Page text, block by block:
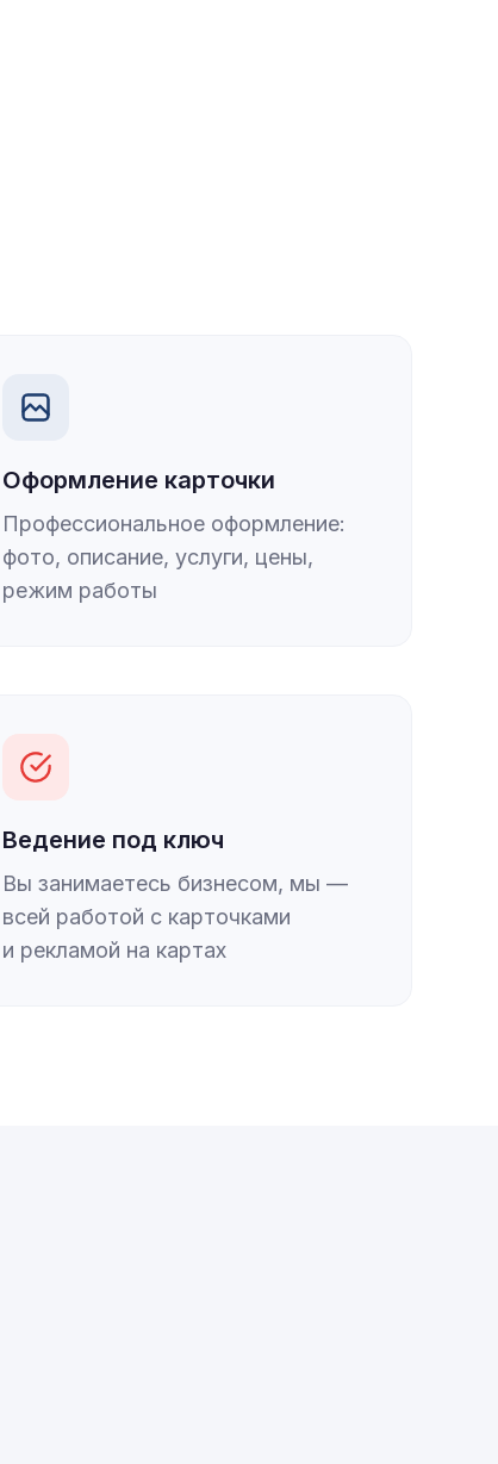
Оформление карточки
Профессиональное оформление:
фото, описание, услуги, цены,
режим работы
Ведение под ключ
Вы занимаетесь бизнесом, мы —
всей работой с карточками
и рекламой на картах